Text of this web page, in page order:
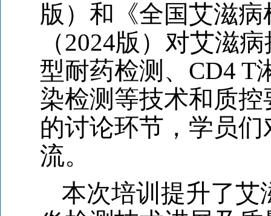
版）和《全国艾滋
（2024版）对艾滋
型耐药检测、 CD4 T
染检测等技术和质
的讨论环节，学员
流。
本次培训提升了艾